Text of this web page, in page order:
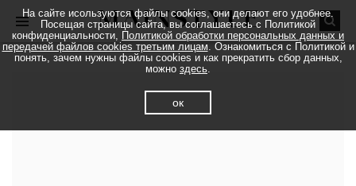
На сайте исользуются файлы cookies, они делают его удобнее.
Посещая страницы сайта, вы соглашаетесь с Политикой
конфиденциальности, Политикой обработки персональных данных и
передачей файлов cookies третьим лицам. Ознакомиться с Политикой и
понять, зачем нужны файлы cookies и как прекратить сбор данных,
можно здесь.
ок